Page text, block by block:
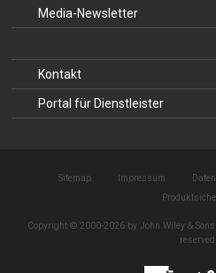
Media-Newsletter
Kontakt
Portal für Dienstleister
Sitemap Impressum
Copyright © 2000-2026 by John Wiley &
reserved.